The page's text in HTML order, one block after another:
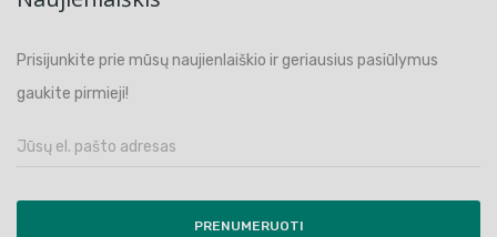
Prisijunkite prie mūsų naujienlaiškio ir geriausius pasiūlymus
gaukite pirmieji!
PRENUMERUOTI